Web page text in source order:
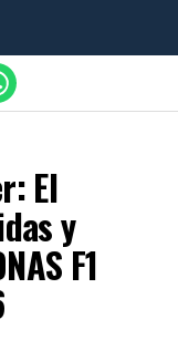
El
y
F1